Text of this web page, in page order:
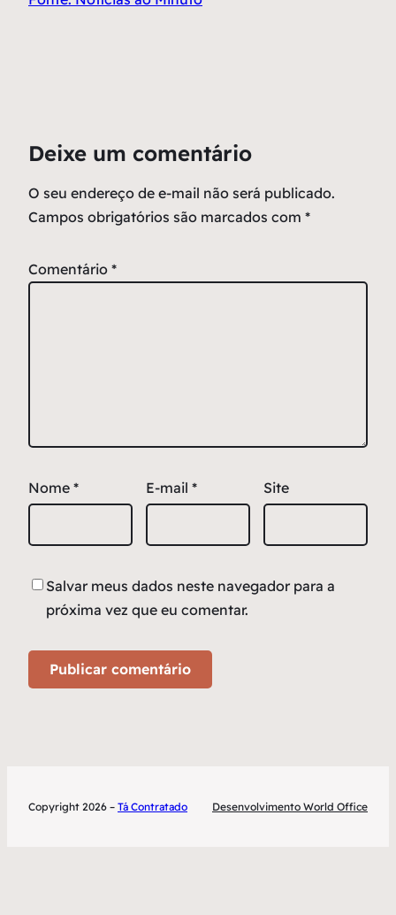
Deixe um comentário
O seu endereço de e-mail não será publicado.
Campos obrigatórios são marcados com *
Comentário *
Nome * E-mail * Site
Salvar meus dados neste navegador para a
próxima vez que eu comentar.
Copyright 2026 – Tá Contratado Desenvolvimento World Office